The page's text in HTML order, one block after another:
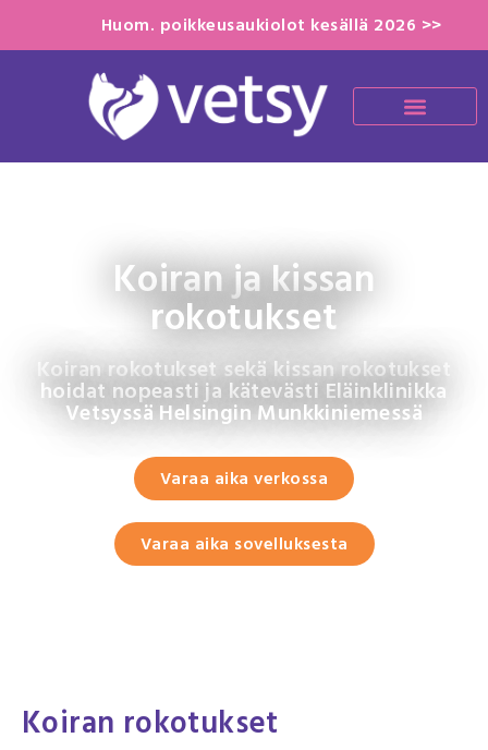
Huom. poikkeusaukiolot kesällä 2026 >>
Koiran ja kissan
rokotukset
Koiran rokotukset sekä kissan rokotukset
hoidat nopeasti ja kätevästi Eläinklinikka
Vetsyssä Helsingin Munkkiniemessä
Varaa aika verkossa
Varaa aika sovelluksesta
Koiran rokotukset